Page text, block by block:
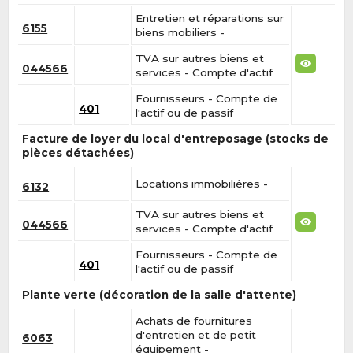
6155
Entretien et réparations sur
biens mobiliers -
044566
TVA sur autres biens et
services - Compte d'actif
401
Fournisseurs - Compte de
l'actif ou de passif
Facture de loyer du local d'entreposage (stocks de
pièces détachées)
6132 Locations immobilières -
044566
TVA sur autres biens et
services - Compte d'actif
401
Fournisseurs - Compte de
l'actif ou de passif
Plante verte (décoration de la salle d'attente)
6063
Achats de fournitures
d'entretien et de petit
équipement -